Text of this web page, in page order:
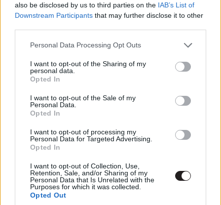
also be disclosed by us to third parties on the IAB’s List of
Downstream Participants that may further disclose it to other
Please note that this website/app uses one or more Google
not limited to your visit or usage behaviour. You may click to
grant or deny consent to Google and its third-party tags to
use your data for below specified purposes in below Google
consent section.
Personal Data Processing Opt Outs
I want to opt-out of the Sharing of my
personal data.
Opted In
I want to opt-out of the Sale of my
Personal Data.
Opted In
I want to opt-out of processing my
Personal Data for Targeted Advertising.
Opted In
I want to opt-out of Collection, Use,
Retention, Sale, and/or Sharing of my
Personal Data that Is Unrelated with the
Purposes for which it was collected.
Opted Out
látványos blöffnek kiáltották ki, azt azonban senki nem
vonta kétségbe, hogy Jeremy Irons zseniális volt
Ozymandias szerepében.